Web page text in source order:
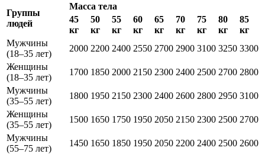
Группы
людей
Масса тела
45
кг
50
кг
55
кг
60
кг
65
кг
70
кг
75
кг
80
кг
85
кг
Мужчины
(18–35 лет)
2000 2200 2400 2550 2700 2900 3100 3250 3300
Женщины
(18–35 лет)
1700 1850 2000 2150 2300 2400 2500 2700 2800
Мужчины
(35–55 лет)
1800 1950 2150 2300 2400 2600 2800 2950 3100
Женщины
(35–55 лет)
1500 1650 1750 1950 2050 2150 2300 2500 2700
Мужчины
(55–75 лет)
1450 1650 1850 1950 2050 2200 2400 2500 2600